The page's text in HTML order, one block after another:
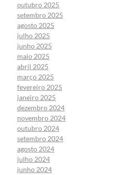
outubro 2025
setembro 2025
agosto 2025
julho 2025
junho 2025
maio 2025
abril 2025
março 2025
fevereiro 2025
janeiro 2025
dezembro 2024
novembro 2024
outubro 2024
setembro 2024
agosto 2024
julho 2024
junho 2024